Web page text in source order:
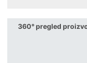
360° pregled